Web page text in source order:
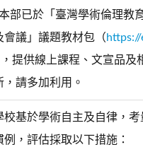
部已於「臺灣學術倫理教
會議」議題教材包（
，提供線上課程、文宣品及
請多加利用。
校基於學術自主及自律，
，評估採取以下措施：